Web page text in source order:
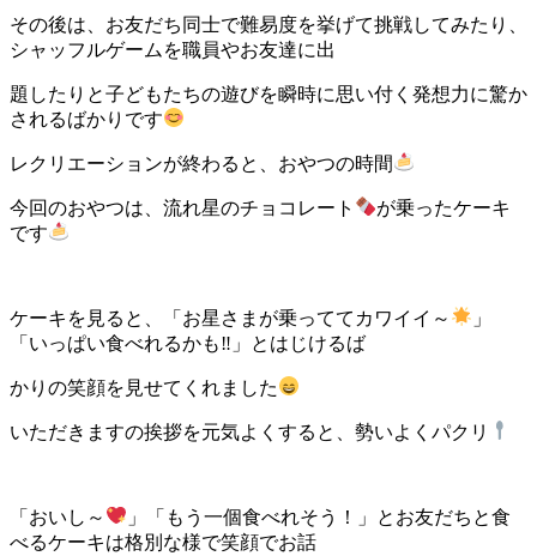
その後は、お友だち同士で難易度を挙げて挑戦してみたり、
シャッフルゲームを職員やお友達に出
題したりと子どもたちの遊びを瞬時に思い付く発想力に驚か
されるばかりです
レクリエーションが終わると、おやつの時間
今回のおやつは、流れ星のチョコレート
が乗ったケーキ
です
ケーキを見ると、「お星さまが乗っててカワイイ～
」
「いっぱい食べれるかも‼」とはじけるば
かりの笑顔を見せてくれました
いただきますの挨拶を元気よくすると、勢いよくパクリ
「おいし～
」「もう一個食べれそう！」とお友だちと食
べるケーキは格別な様で笑顔でお話